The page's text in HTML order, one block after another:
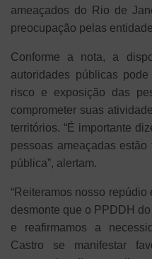
ameaçados do Rio de
preocupação pelas
Conforme a nota, a
autoridades públicas
risco e exposição das
comprometer suas
territórios. “É importante
pessoas ameaçadas
pública”, alertam.
“Reiteramos nosso
desmonte que o PPDDH
e reafirmamos a
Castro se manifestar